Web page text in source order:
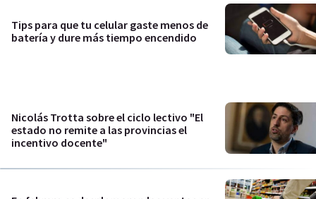
Tips para que tu celular gaste menos de
batería y dure más tiempo encendido
Nicolás Trotta sobre el ciclo lectivo "El
estado no remite a las provincias el
incentivo docente"